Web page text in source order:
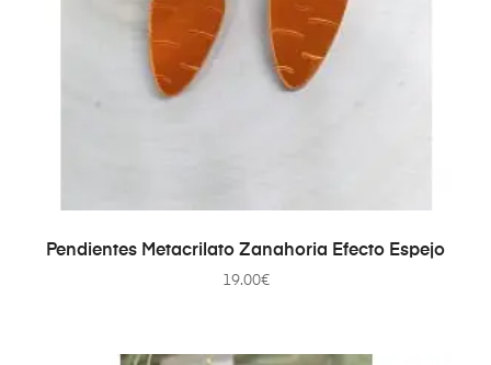
AÑADIR AL CARRITO
Pendientes Metacrilato Zanahoria Efecto Espejo
19.00€